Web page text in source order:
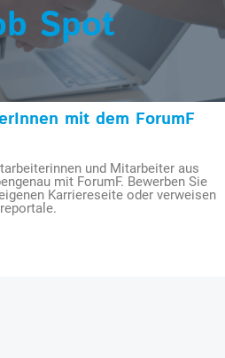
Spot
mit dem ForumF
und Mitarbeiter aus
mit ForumF. Bewerben Sie
Karriereseite oder verweisen